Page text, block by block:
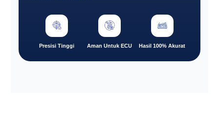
Presisi Tinggi Aman Untuk ECU Hasil 100% Akurat